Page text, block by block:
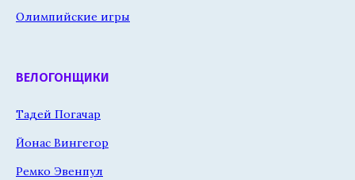
Олимпийские игры
ВЕЛОГОНЩИКИ
Тадей Погачар
Йонас Вингегор
Ремко Эвенпул